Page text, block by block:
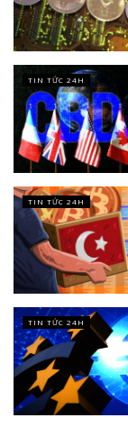
TIN TỨC 24H
TIN TỨC 24H
TIN TỨC 24H